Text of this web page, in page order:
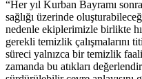
“Her yıl Kurban Bayramı
sağlığı üzerinde
nedenle ekiplerimizle birlikte
gerekli temizlik çalışmalarını
süreci yalnızca bir temizlik
zamanda bu atıkları